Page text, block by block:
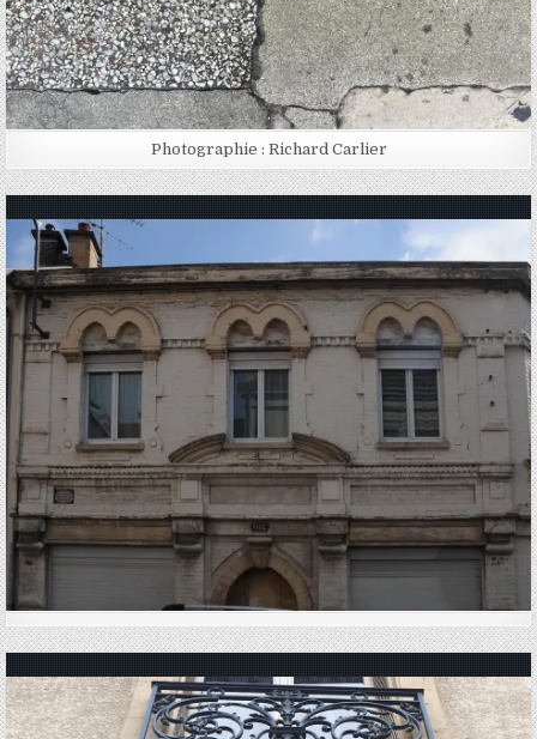
Photographie : Richard Carlier
Posted in
Posted in